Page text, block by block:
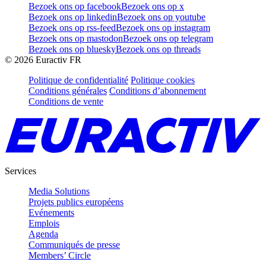
Bezoek ons op facebookBezoek ons op x
Bezoek ons op linkedinBezoek ons op youtube
Bezoek ons op rss-feedBezoek ons op instagram
Bezoek ons op mastodonBezoek ons op telegram
Bezoek ons op blueskyBezoek ons op threads
© 2026 Euractiv FR
Politique de confidentialité Politique cookies
Conditions générales Conditions d’abonnement
Conditions de vente
Services
Media Solutions
Projets publics européens
Evénements
Emplois
Agenda
Communiqués de presse
Members’ Circle